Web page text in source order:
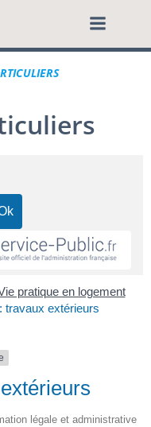
de
pratique en logement
travaux extérieurs
légale et administrative